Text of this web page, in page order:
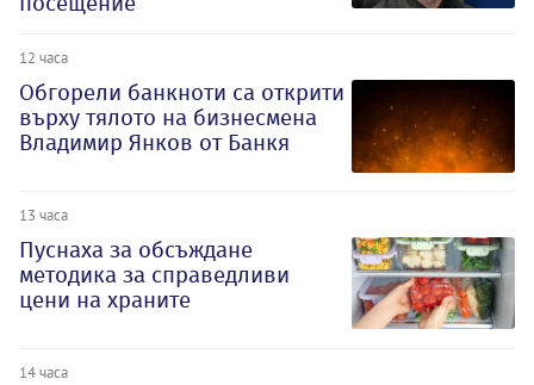
12 часа
Обгорели банкноти са открити
върху тялото на бизнесмена
Владимир Янков от Банкя
13 часа
Пуснаха за обсъждане
методика за справедливи
цени на храните
14 часа